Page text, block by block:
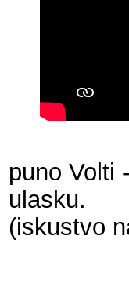
puno Volti
ulasku.
(iskustvo